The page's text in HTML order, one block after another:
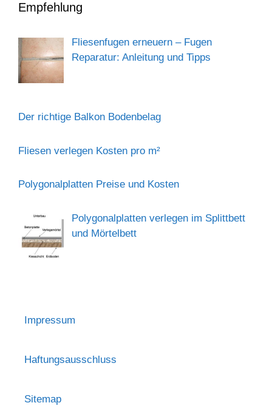
Empfehlung
Fliesenfugen erneuern – Fugen
Reparatur: Anleitung und Tipps
Der richtige Balkon Bodenbelag
Fliesen verlegen Kosten pro m²
Polygonalplatten Preise und Kosten
Polygonalplatten verlegen im Splittbett
und Mörtelbett
Impressum
Haftungsausschluss
Sitemap